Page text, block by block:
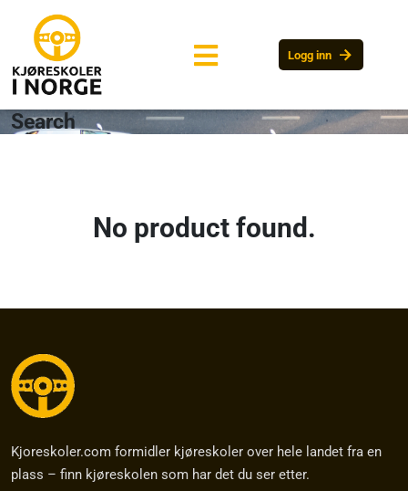
Logg inn arrow_forward
Search
No product found.
Kjoreskoler.com formidler kjøreskoler over hele landet fra en
plass – finn kjøreskolen som har det du ser etter.